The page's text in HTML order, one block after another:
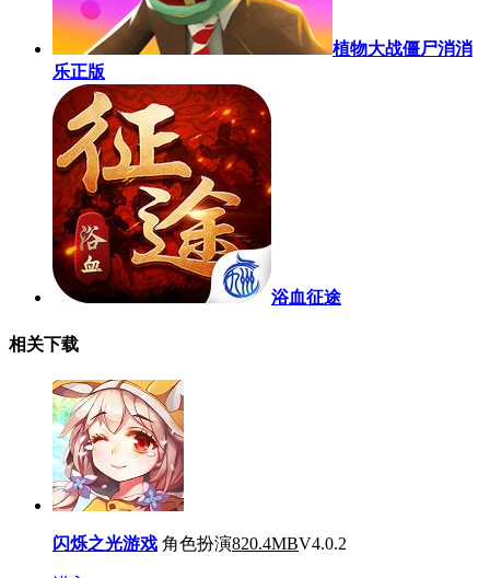
植物大战僵尸消消
乐正版
浴血征途
相关下载
闪烁之光游戏 角色扮演820.4MBV4.0.2